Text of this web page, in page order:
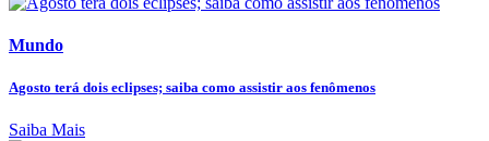
Mundo
Agosto terá dois eclipses; saiba como assistir aos fenômenos
Saiba Mais